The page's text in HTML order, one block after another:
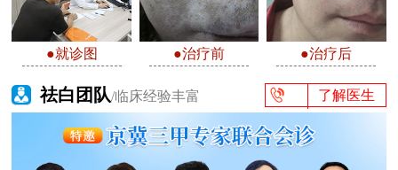
●就诊图 ●治疗前 ●治疗后
祛白团队/临床经验丰富 了解医生